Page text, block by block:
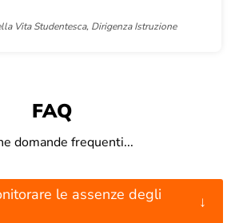
Vita Studentesca, Dirigenza Istruzione
FAQ
domande frequenti...
le assenze degli
↓